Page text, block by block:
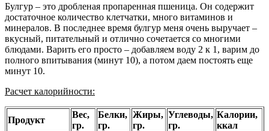
Булгур – это дробленая пропаренная пшеница. Он содержит
достаточное количество клетчатки, много витаминов и
минералов. В последнее время булгур меня очень выручает –
вкусный, питательный и отлично сочетается со многими
блюдами. Варить его просто – добавляем воду 2 к 1, варим до
полного впитывания (минут 10), а потом даем постоять еще
минут 10.
Расчет калорийности:
Продукт
Вес,
гр.
Белки,
гр.
Жиры,
гр.
Углеводы,
гр.
Калории,
ккал